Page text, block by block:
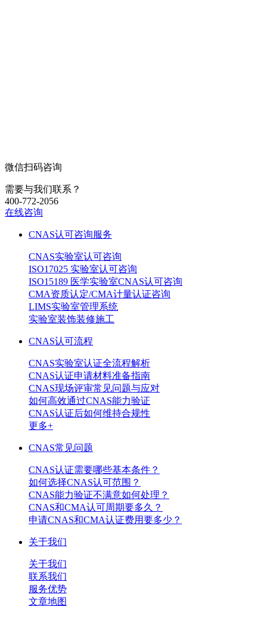
微信扫码咨询
需要与我们联系？
400-772-2056
在线咨询
CNAS认可咨询服务
CNAS实验室认可咨询
ISO17025 实验室认可咨询
ISO15189 医学实验室CNAS认可咨询
CMA资质认定/CMA计量认证咨询
LIMS实验室管理系统
实验室装饰装修施工
CNAS认可流程
CNAS实验室认证全流程解析
CNAS认证申请材料准备指南
CNAS现场评审常见问题与应对
如何高效通过CNAS能力验证
CNAS认证后如何维持合规性
更多+
CNAS常见问题
CNAS认证需要哪些基本条件？
如何选择CNAS认可范围？
CNAS能力验证不满意如何处理？
CNAS和CMA认可周期要多久？
申请CNAS和CMA认证费用要多少？
关于我们
关于我们
联系我们
服务优势
文章地图